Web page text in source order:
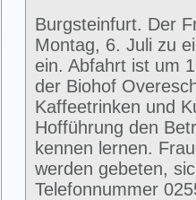
Burgsteinfurt. Der
Montag, 6. Juli zu
ein. Abfahrt ist um
der Biohof
Kaffeetrinken und
Hofführung den
kennen lernen.
werden gebeten,
Telefonnummer